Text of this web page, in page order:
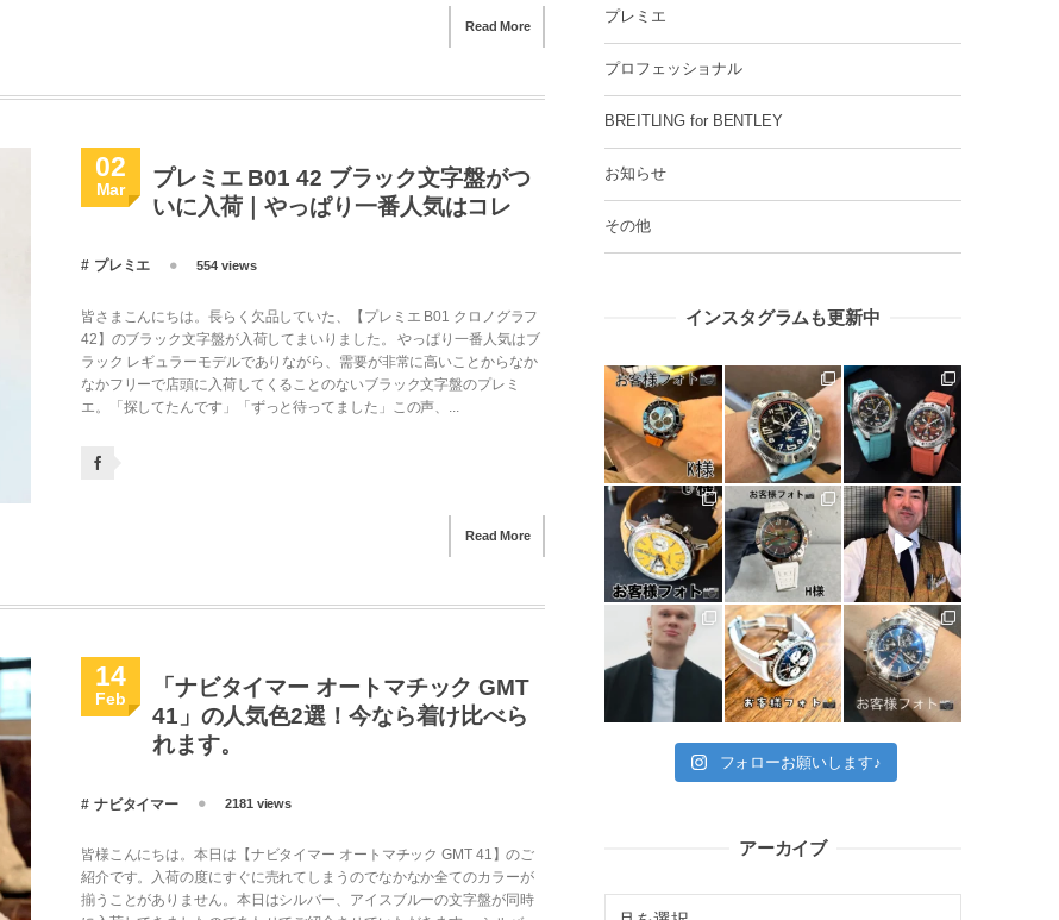
Read More
02
Mar
プレミエ B01 42 ブラック文字盤がつ
いに入荷｜やっぱり一番人気はコレ
プレミエ 554 views
皆さまこんにちは。長らく欠品していた、【プレミエ B01 クロノグラフ
42】のブラック文字盤が入荷してまいりました。 やっぱり一番人気はブ
ラック レギュラーモデルでありながら、需要が非常に高いことからなか
なかフリーで店頭に入荷してくることのないブラック文字盤のプレミ
エ。「探してたんです」「ずっと待ってました」この声、...
Read More
14
Feb
「ナビタイマー オートマチック GMT
41」の人気色2選！今なら着け比べら
れます。
ナビタイマー 2181 views
皆様こんにちは。本日は【ナビタイマー オートマチック GMT 41】のご
紹介です。入荷の度にすぐに売れてしまうのでなかなか全てのカラーが
揃うことがありません。本日はシルバー、アイスブルーの文字盤が同時
プレミエ
プロフェッショナル
BREITLING for BENTLEY
お知らせ
その他
インスタグラムも更新中
フォローお願いします♪
アーカイブ